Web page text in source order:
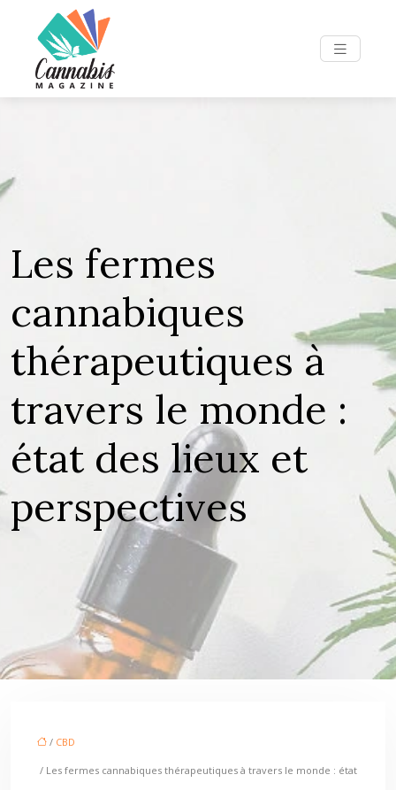
Les fermes
cannabiques
thérapeutiques à
travers le monde :
état des lieux et
perspectives
/ CBD
/ Les fermes cannabiques thérapeutiques à travers le monde : état